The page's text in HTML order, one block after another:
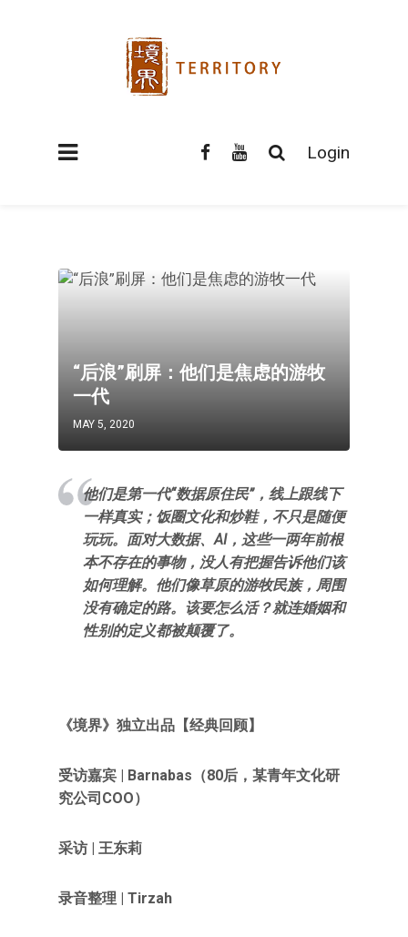
Login
“后浪”刷屏：他们是焦虑的游牧
一代
MAY 5, 2020
他们是第一代“数据原住民”，线上跟线下
一样真实；饭圈文化和炒鞋，不只是随便
玩玩。面对大数据、AI，这些一两年前根
本不存在的事物，没人有把握告诉他们该
如何理解。他们像草原的游牧民族，周围
没有确定的路。该要怎么活？就连婚姻和
性别的定义都被颠覆了。
《境界》独立出品【经典回顾】
受访嘉宾 | Barnabas（80后，某青年文化研
究公司COO）
采访 | 王东莉
录音整理 | Tirzah